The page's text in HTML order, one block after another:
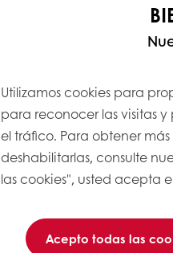
Utilizamos cookies para
para reconocer las visitas
el tráfico. Para obtener
deshabilitarlas, consulte
las cookies", usted acepta
Acepto todas las